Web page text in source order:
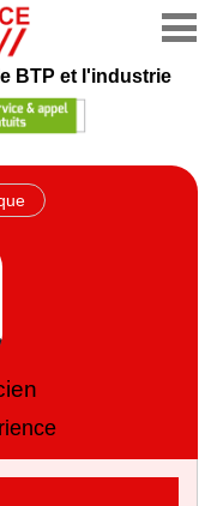
BTP et l'industrie